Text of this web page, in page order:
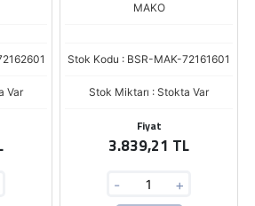
Var
MAKO
Stok Kodu : BSR-MAK-72161601
Stok Miktarı : Stokta Var
Fiyat
3.839,21 TL
- +